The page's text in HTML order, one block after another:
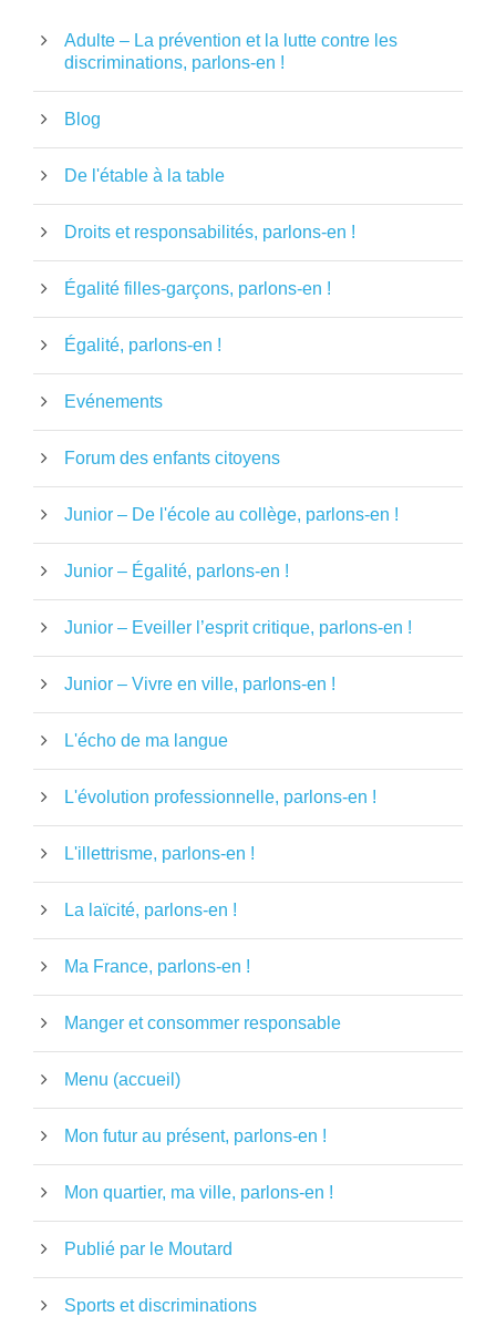
Adulte – La prévention et la lutte contre les
discriminations, parlons-en !
Blog
De l'étable à la table
Droits et responsabilités, parlons-en !
Égalité filles-garçons, parlons-en !
Égalité, parlons-en !
Evénements
Forum des enfants citoyens
Junior – De l'école au collège, parlons-en !
Junior – Égalité, parlons-en !
Junior – Eveiller l’esprit critique, parlons-en !
Junior – Vivre en ville, parlons-en !
L'écho de ma langue
L'évolution professionnelle, parlons-en !
L'illettrisme, parlons-en !
La laïcité, parlons-en !
Ma France, parlons-en !
Manger et consommer responsable
Menu (accueil)
Mon futur au présent, parlons-en !
Mon quartier, ma ville, parlons-en !
Publié par le Moutard
Sports et discriminations